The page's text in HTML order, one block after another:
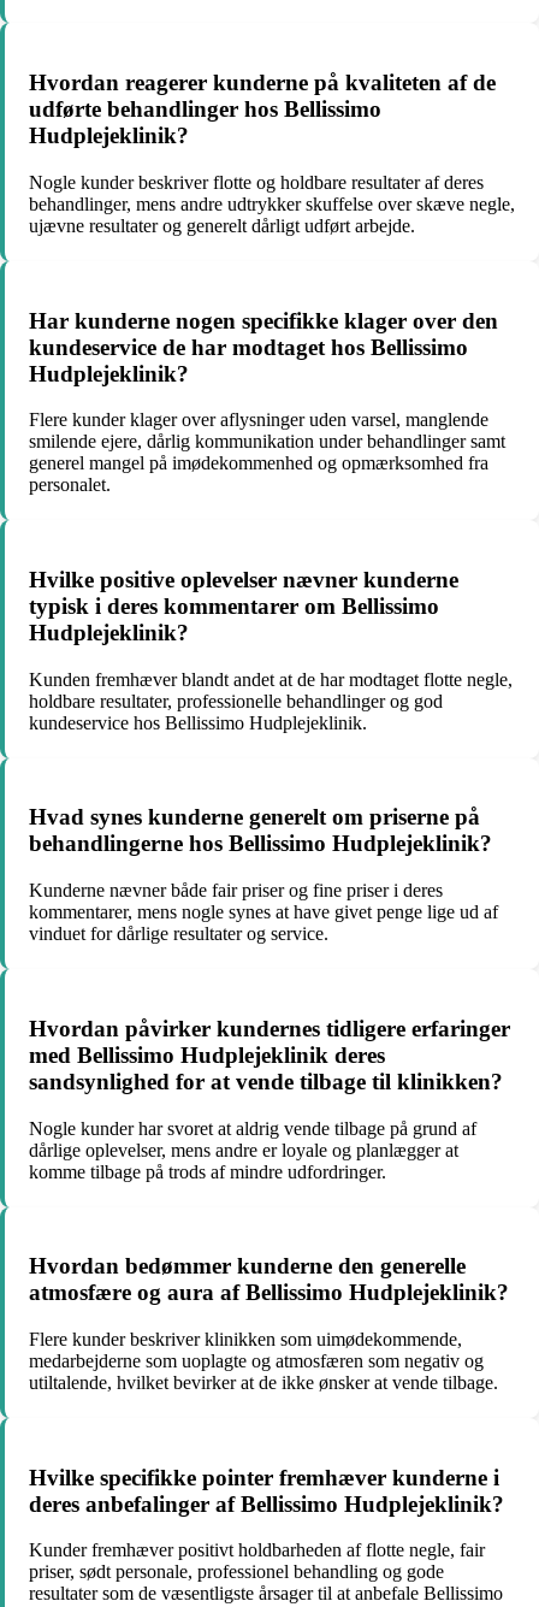
Hvordan reagerer kunderne på kvaliteten af de
udførte behandlinger hos Bellissimo
Hudplejeklinik?
Nogle kunder beskriver flotte og holdbare resultater af deres
behandlinger, mens andre udtrykker skuffelse over skæve negle,
ujævne resultater og generelt dårligt udført arbejde.
Har kunderne nogen specifikke klager over den
kundeservice de har modtaget hos Bellissimo
Hudplejeklinik?
Flere kunder klager over aflysninger uden varsel, manglende
smilende ejere, dårlig kommunikation under behandlinger samt
generel mangel på imødekommenhed og opmærksomhed fra
personalet.
Hvilke positive oplevelser nævner kunderne
typisk i deres kommentarer om Bellissimo
Hudplejeklinik?
Kunden fremhæver blandt andet at de har modtaget flotte negle,
holdbare resultater, professionelle behandlinger og god
kundeservice hos Bellissimo Hudplejeklinik.
Hvad synes kunderne generelt om priserne på
behandlingerne hos Bellissimo Hudplejeklinik?
Kunderne nævner både fair priser og fine priser i deres
kommentarer, mens nogle synes at have givet penge lige ud af
vinduet for dårlige resultater og service.
Hvordan påvirker kundernes tidligere erfaringer
med Bellissimo Hudplejeklinik deres
sandsynlighed for at vende tilbage til klinikken?
Nogle kunder har svoret at aldrig vende tilbage på grund af
dårlige oplevelser, mens andre er loyale og planlægger at
komme tilbage på trods af mindre udfordringer.
Hvordan bedømmer kunderne den generelle
atmosfære og aura af Bellissimo Hudplejeklinik?
Flere kunder beskriver klinikken som uimødekommende,
medarbejderne som uoplagte og atmosfæren som negativ og
utiltalende, hvilket bevirker at de ikke ønsker at vende tilbage.
Hvilke specifikke pointer fremhæver kunderne i
deres anbefalinger af Bellissimo Hudplejeklinik?
Kunder fremhæver positivt holdbarheden af flotte negle, fair
priser, sødt personale, professionel behandling og gode
resultater som de væsentligste årsager til at anbefale Bellissimo